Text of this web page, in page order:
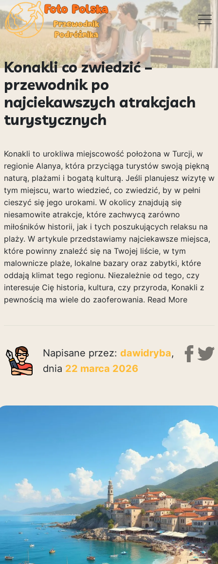
Konakli co zwiedzić –
przewodnik po
najciekawszych atrakcjach
turystycznych
Konakli to urokliwa miejscowość położona w Turcji, w
regionie Alanya, która przyciąga turystów swoją piękną
naturą, plażami i bogatą kulturą. Jeśli planujesz wizytę w
tym miejscu, warto wiedzieć, co zwiedzić, by w pełni
cieszyć się jego urokami. W okolicy znajdują się
niesamowite atrakcje, które zachwycą zarówno
miłośników historii, jak i tych poszukujących relaksu na
plaży. W artykule przedstawiamy najciekawsze miejsca,
które powinny znaleźć się na Twojej liście, w tym
malownicze plaże, lokalne bazary oraz zabytki, które
oddają klimat tego regionu. Niezależnie od tego, czy
interesuje Cię historia, kultura, czy przyroda, Konakli z
pewnością ma wiele do zaoferowania. Read More
Napisane przez: dawidryba,
dnia 22 marca 2026